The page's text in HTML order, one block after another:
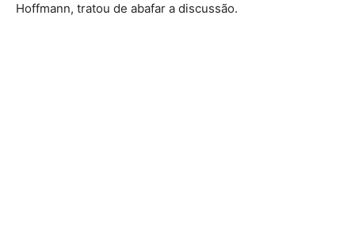
Hoffmann, tratou de abafar a discussão.